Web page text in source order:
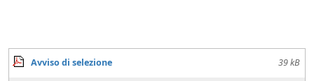
Avviso di selezione 39 kB